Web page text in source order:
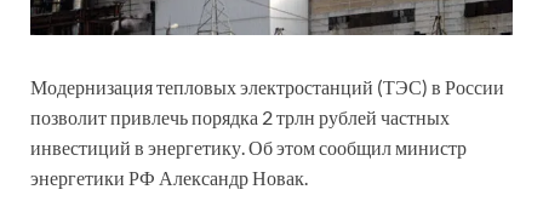
Модернизация тепловых электростанций (ТЭС) в России
позволит привлечь порядка 2 трлн рублей частных
инвестиций в энергетику. Об этом сообщил министр
энергетики РФ Александр Новак.